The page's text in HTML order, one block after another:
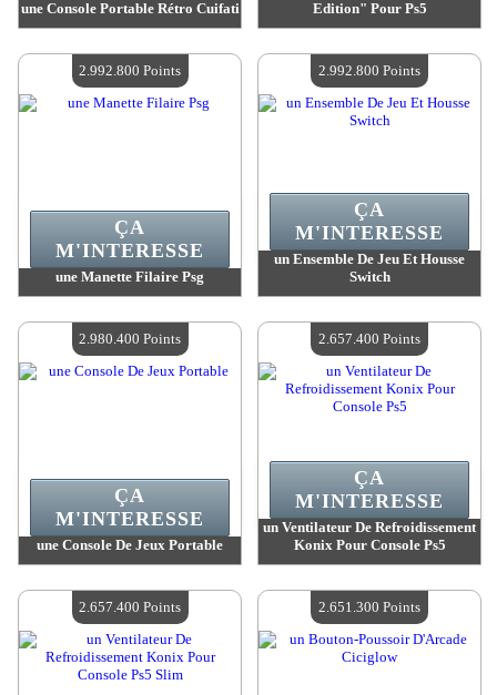
une Console Portable Rétro Cuifati
Quantité Disponible :4
Edition" Pour Ps5
Quantité Disponible :4
une Manette Filaire Psg
Quantité Disponible :4
ÇA
M'INTERESSE
2.992.800 Points
un Ensemble De Jeu Et Housse
Switch
Quantité Disponible :4
ÇA
M'INTERESSE
2.992.800 Points
une Console De Jeux Portable
Quantité Disponible :4
ÇA
M'INTERESSE
2.980.400 Points
un Ventilateur De Refroidissement
Konix Pour Console Ps5
Quantité Disponible :4
ÇA
M'INTERESSE
2.657.400 Points
2.657.400 Points 2.651.300 Points